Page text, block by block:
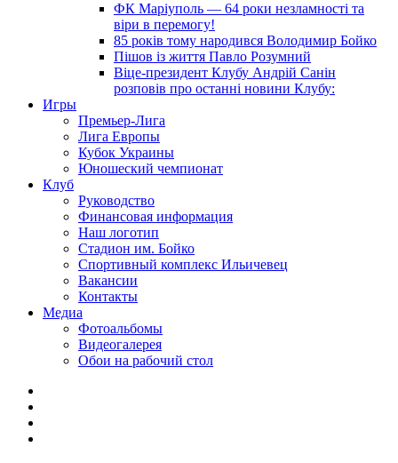
ФК Маріуполь — 64 роки незламності та
віри в перемогу!
85 років тому народився Володимир Бойко
Пішов із життя Павло Розумний
Віце-президент Клубу Андрій Санін
розповів про останні новини Клубу:
Игры
Премьер-Лига
Лига Европы
Кубок Украины
Юношеский чемпионат
Клуб
Руководство
Финансовая информация
Наш логотип
Стадион им. Бойко
Спортивный комплекс Ильичевец
Вакансии
Контакты
Медиа
Фотоальбомы
Видеогалерея
Обои на рабочий стол